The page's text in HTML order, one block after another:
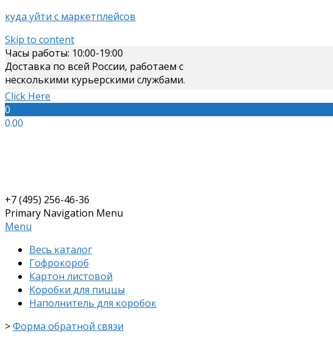
куда уйти с маркетплейсов
Skip to content
Часы работы: 10:00-19:00
Доставка по всей России, работаем с
несколькими курьерскими службами.
Click Here
0
0.00
+7 (495) 256-46-36
Primary Navigation Menu
Menu
Весь каталог
Гофрокороб
Картон листовой
Коробки для пиццы
Наполнитель для коробок
>Форма обратной связи